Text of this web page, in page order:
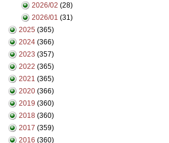
2026/02 (28)
2026/01 (31)
2025 (365)
2024 (366)
2023 (357)
2022 (365)
2021 (365)
2020 (366)
2019 (360)
2018 (360)
2017 (359)
2016 (360)